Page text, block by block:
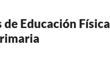
Educación Física